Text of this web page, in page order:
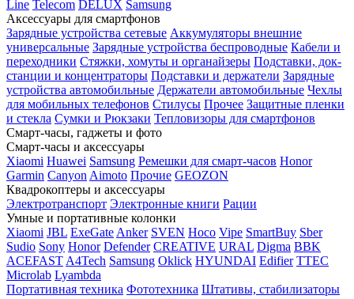
Line Telecom DELUX Samsung
Аксессуары для смартфонов
Зарядные устройства сетевые Аккумуляторы внешние
универсальные Зарядные устройства беспроводные Кабели и
переходники Стяжки, хомуты и органайзеры Подставки, док-
станции и концентраторы Подставки и держатели Зарядные
устройства автомобильные Держатели автомобильные Чехлы
для мобильных телефонов Стилусы Прочее Защитные пленки
и стекла Сумки и Рюкзаки Тепловизоры для смартфонов
Смарт-часы, гаджеты и фото
Смарт-часы и аксессуары
Xiaomi Huawei Samsung Ремешки для смарт-часов Honor
Garmin Canyon Aimoto Прочие GEOZON
Квадрокоптеры и аксессуары
Электротранспорт Электронные книги Рации
Умные и портативные колонки
Xiaomi JBL ExeGate Anker SVEN Hoco Vipe SmartBuy Sber
Sudio Sony Honor Defender CREATIVE URAL Digma BBK
ACEFAST A4Tech Samsung Oklick HYUNDAI Edifier TTEC
Microlab Lyambda
Портативная техника Фототехника Штативы, стабилизаторы